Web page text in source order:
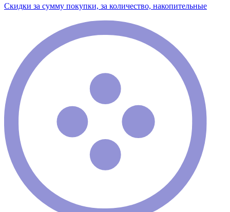
Скидки за сумму покупки, за количество, накопительные